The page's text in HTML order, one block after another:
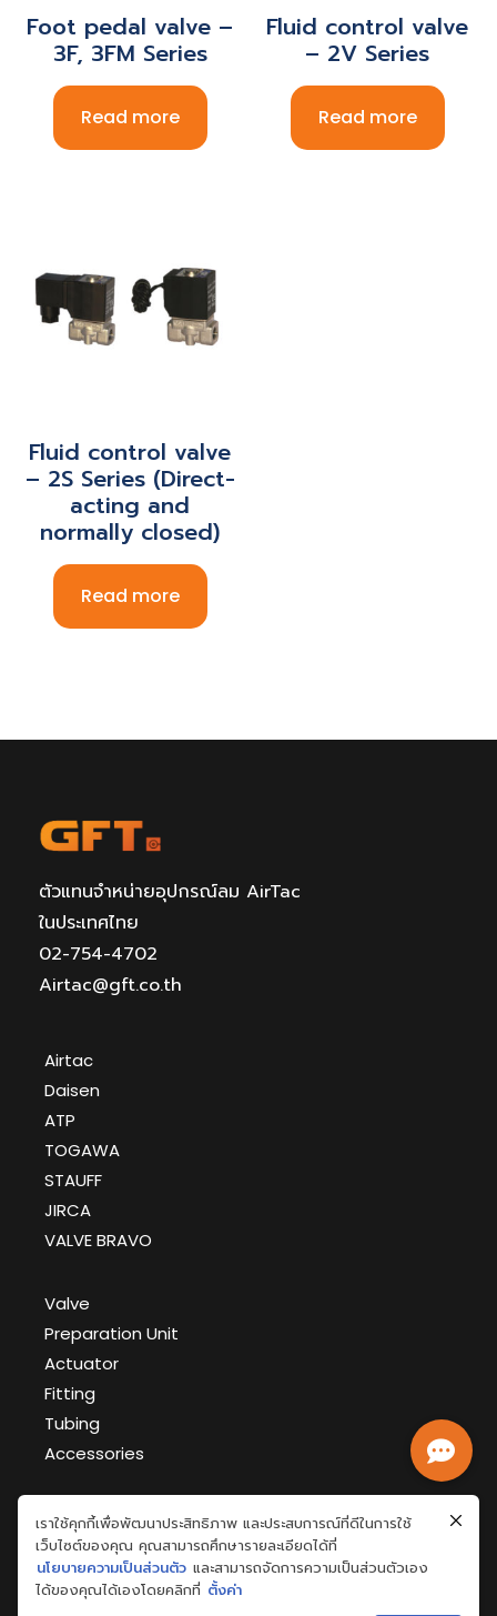
Foot pedal valve –
3F, 3FM Series
Read more
Fluid control valve
– 2V Series
Read more
Fluid control valve
– 2S Series (Direct-
acting and
normally closed)
Read more
ตัวแทนจำหน่ายอุปกรณ์ลม AirTac
ในประเทศไทย
02-754-4702
Airtac@gft.co.th
Airtac
Daisen
ATP
TOGAWA
STAUFF
JIRCA
VALVE BRAVO
Valve
Preparation Unit
Actuator
Fitting
Tubing
Accessories
GFT Document >
เราใช้คุกกี้เพื่อพัฒนาประสิทธิภาพ และประสบการณ์ที่ดีในการใช้
เว็บไซต์ของคุณ คุณสามารถศึกษารายละเอียดได้ที่
นโยบายความเป็นส่วนตัว และสามารถจัดการความเป็นส่วนตัวเอง
ได้ของคุณได้เองโดยคลิกที่ ตั้งค่า